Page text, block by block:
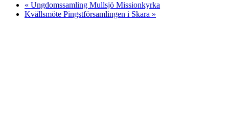
« Ungdomssamling Mullsjö Missionkyrka
Kvällsmöte Pingstförsamlingen i Skara »